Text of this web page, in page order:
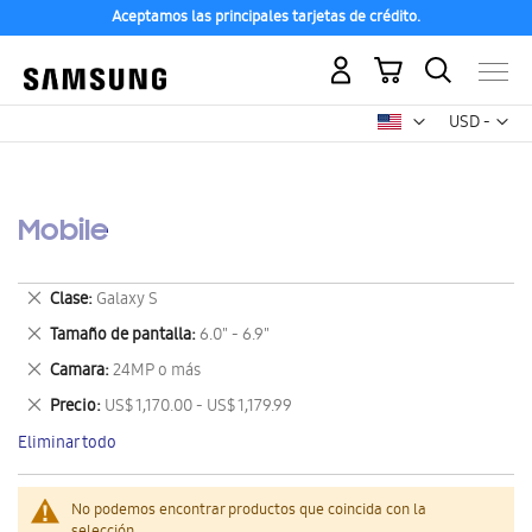
Aceptamos las principales tarjetas de crédito.
USD -
dólar
Mi carrito
Mobile
No podemos encontrar productos que coincida con la
Clase Galaxy S
Eliminar
este
artículo
Tamaño de pantalla 6.0" - 6.9"
Eliminar
este
artículo
Camara 24MP o más
Eliminar
este
artículo
Precio US$ 1,170.00 - US$ 1,179.99
Eliminar
este
artículo
Eliminar todo